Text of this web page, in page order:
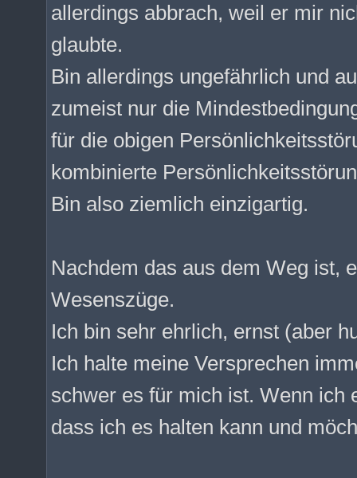
allerdings abbrach, weil er mir
glaubte.
Bin allerdings ungefährlich und
zumeist nur die
für die obigen
kombinierte
Bin also ziemlich einzigartig.
Nachdem das aus dem Weg ist,
Wesenszüge.
Ich bin sehr ehrlich, ernst (aber
Ich halte meine Versprechen
schwer es für mich ist. Wenn ich
dass ich es halten kann und